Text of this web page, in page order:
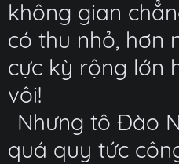
không gian
có thu nhỏ, hơn
cực kỳ rộng lớn
vôi!
Nhưng tô Đào
quá quy tức